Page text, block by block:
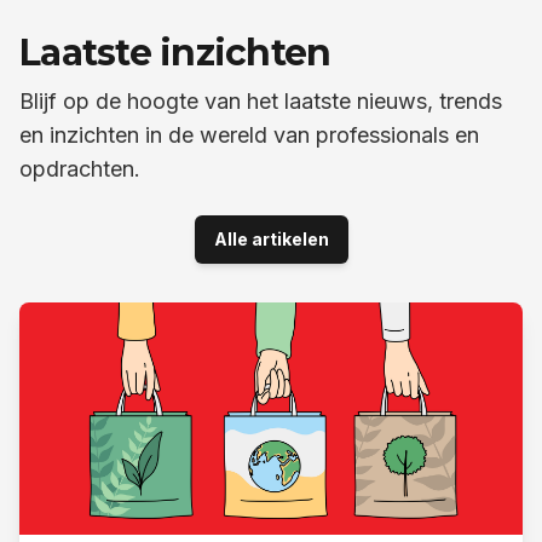
Laatste inzichten
Blijf op de hoogte van het laatste nieuws, trends
en inzichten in de wereld van professionals en
opdrachten.
Alle artikelen